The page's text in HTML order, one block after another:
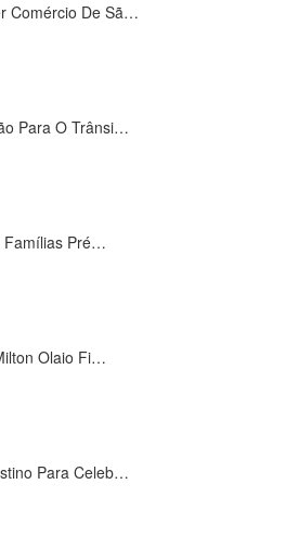
Comércio De Sã…
Para O Trânsi…
Famílias Pré…
Olaio Fi…
Para Celeb…